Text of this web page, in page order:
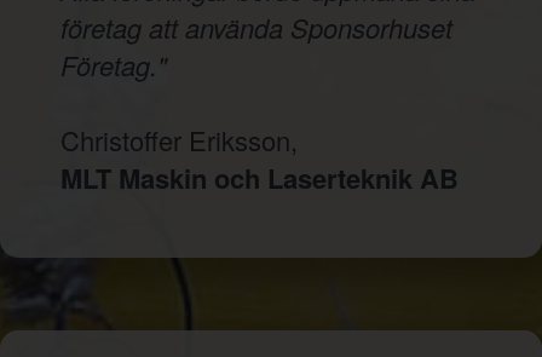
företag att använda Sponsorhuset
Företag."
Christoffer Eriksson,
MLT Maskin och Laserteknik AB